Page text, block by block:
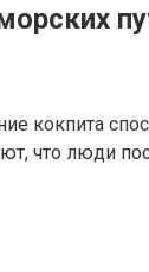
кокпита
что люди